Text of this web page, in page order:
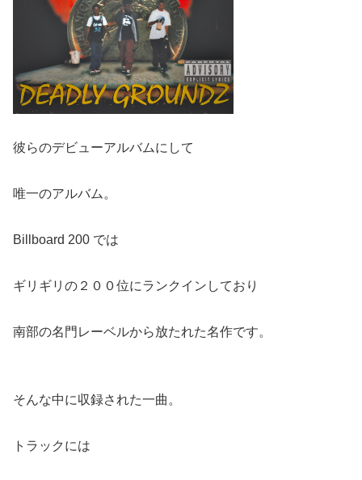
彼らのデビューアルバムにして
唯一のアルバム。
Billboard 200 では
ギリギリの２００位にランクインしており
南部の名門レーベルから放たれた名作です。
そんな中に収録された一曲。
トラックには